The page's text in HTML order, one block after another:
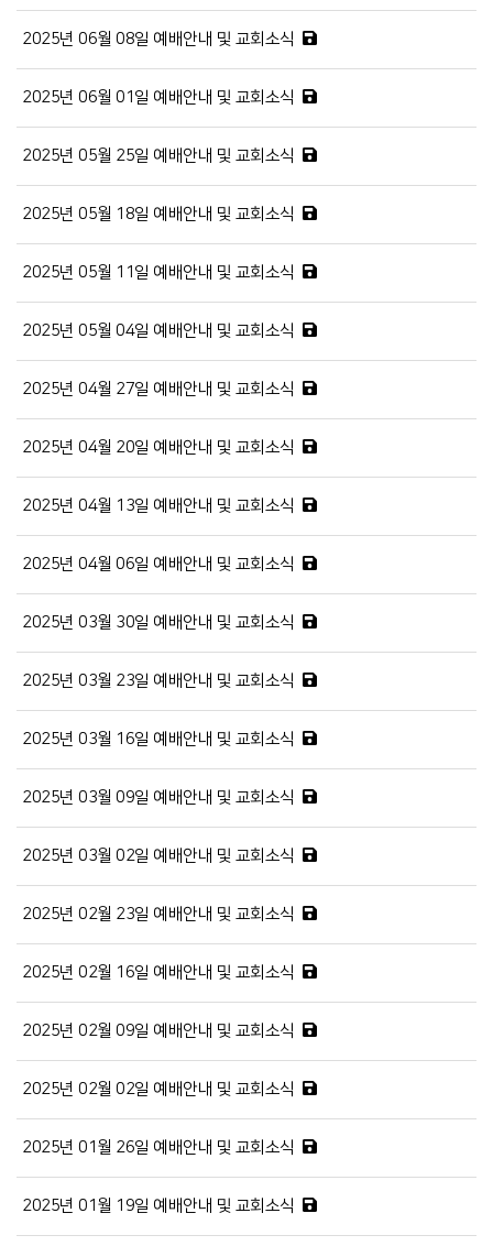
2025년 06월 08일 예배안내 및 교회소식
2025년 06월 01일 예배안내 및 교회소식
2025년 05월 25일 예배안내 및 교회소식
2025년 05월 18일 예배안내 및 교회소식
2025년 05월 11일 예배안내 및 교회소식
2025년 05월 04일 예배안내 및 교회소식
2025년 04월 27일 예배안내 및 교회소식
2025년 04월 20일 예배안내 및 교회소식
2025년 04월 13일 예배안내 및 교회소식
2025년 04월 06일 예배안내 및 교회소식
2025년 03월 30일 예배안내 및 교회소식
2025년 03월 23일 예배안내 및 교회소식
2025년 03월 16일 예배안내 및 교회소식
2025년 03월 09일 예배안내 및 교회소식
2025년 03월 02일 예배안내 및 교회소식
2025년 02월 23일 예배안내 및 교회소식
2025년 02월 16일 예배안내 및 교회소식
2025년 02월 09일 예배안내 및 교회소식
2025년 02월 02일 예배안내 및 교회소식
2025년 01월 26일 예배안내 및 교회소식
2025년 01월 19일 예배안내 및 교회소식